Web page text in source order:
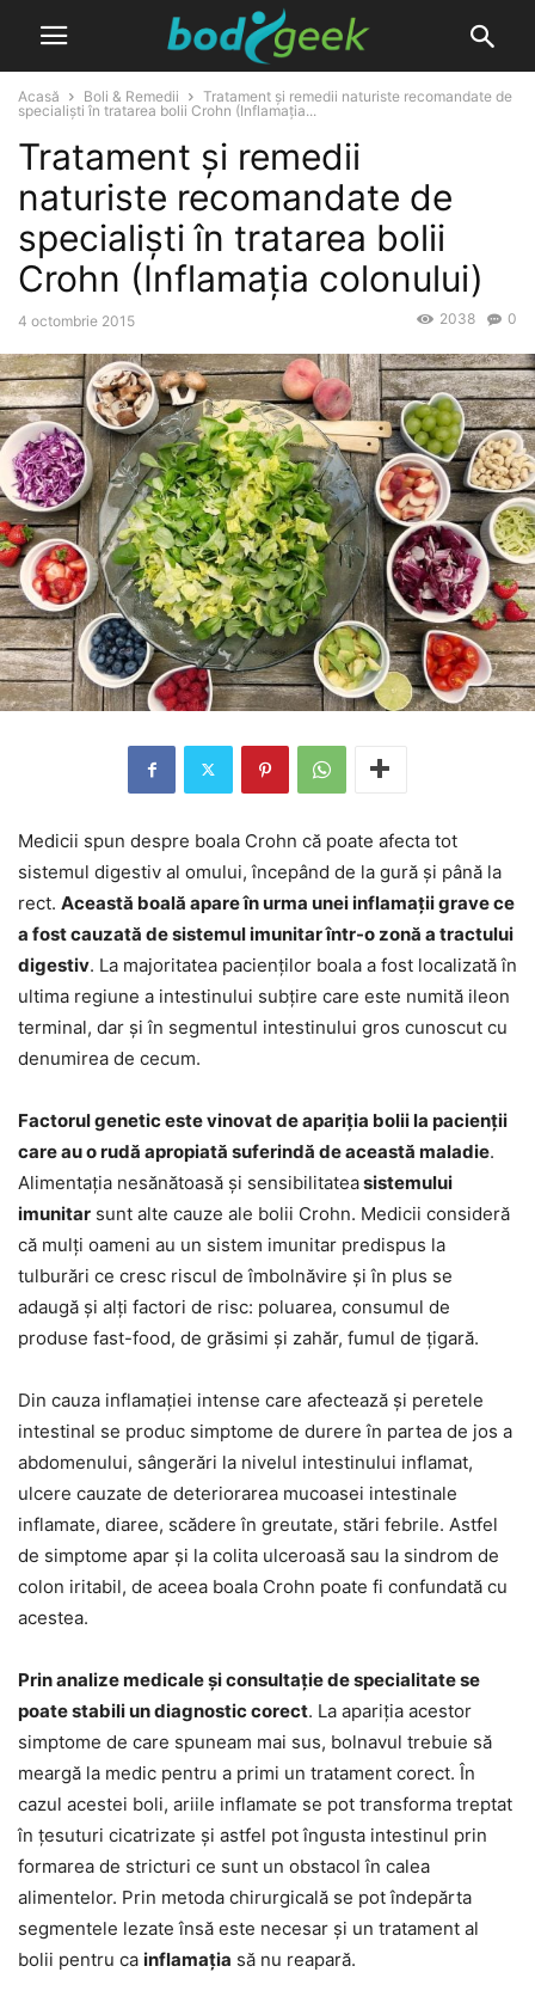
Acasă Boli & Remedii
Tratament și remedii naturiste recomandate de
specialiști în tratarea bolii Crohn (Inflamația...
Tratament și remedii
naturiste recomandate de
specialiști în tratarea bolii
Crohn (Inflamația colonului)
4 octombrie 2015 0
2038
Medicii spun despre boala Crohn că poate afecta tot
sistemul digestiv al omului, începând de la gură și până la
rect. Această boală apare în urma unei inflamații grave ce
a fost cauzată de sistemul imunitar într-o zonă a tractului
digestiv. La majoritatea pacienților boala a fost localizată în
ultima regiune a intestinului subțire care este numită ileon
terminal, dar și în segmentul intestinului gros cunoscut cu
denumirea de cecum.
Factorul genetic este vinovat de apariția bolii la pacienții
care au o rudă apropiată suferindă de această maladie.
Alimentația nesănătoasă și sensibilitateasistemului
imunitar sunt alte cauze ale bolii Crohn. Medicii consideră
că mulți oameni au un sistem imunitar predispus la
tulburări ce cresc riscul de îmbolnăvire și în plus se
adaugă și alți factori de risc: poluarea, consumul de
produse fast-food, de grăsimi și zahăr, fumul de țigară.
Din cauza inflamației intense care afectează și peretele
intestinal se produc simptome de durere în partea de jos a
abdomenului, sângerări la nivelul intestinului inflamat,
ulcere cauzate de deteriorarea mucoasei intestinale
inflamate, diaree, scădere în greutate, stări febrile. Astfel
de simptome apar și la colita ulceroasă sau la sindrom de
colon iritabil, de aceea boala Crohn poate fi confundată cu
acestea.
Prin analize medicale și consultație de specialitate se
poate stabili un diagnostic corect. La apariția acestor
simptome de care spuneam mai sus, bolnavul trebuie să
meargă la medic pentru a primi un tratament corect. În
cazul acestei boli, ariile inflamate se pot transforma treptat
în țesuturi cicatrizate și astfel pot îngusta intestinul prin
formarea de stricturi ce sunt un obstacol în calea
alimentelor. Prin metoda chirurgicală se pot îndepărta
segmentele lezate însă este necesar și un tratament al
bolii pentru ca inflamația să nu reapară.